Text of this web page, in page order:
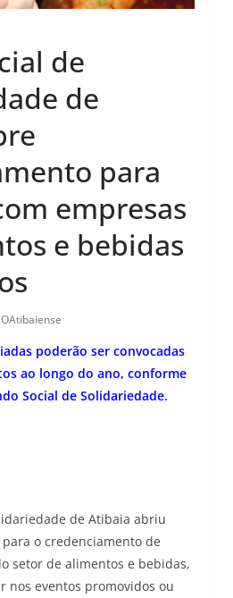
de
de
para
empresas
e bebidas
OAtibaiense
poderão ser convocadas
ao longo do ano, conforme
Social de Solidariedade.
de Atibaia abriu
o credenciamento de
setor de alimentos e bebidas,
nos eventos promovidos ou